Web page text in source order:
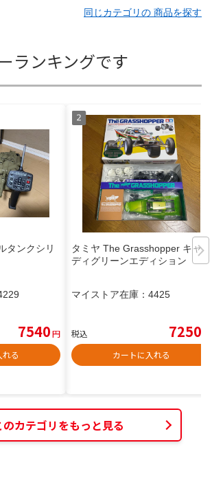
同じカテゴリの 商品を探す
ランキングです
タンクシリ
7540円
る
タミヤ The Grasshopper キャン
ディグリーンエディション
マイストア在庫： 4425
税込 7250
カートに入れる
のカテゴリをもっと見る